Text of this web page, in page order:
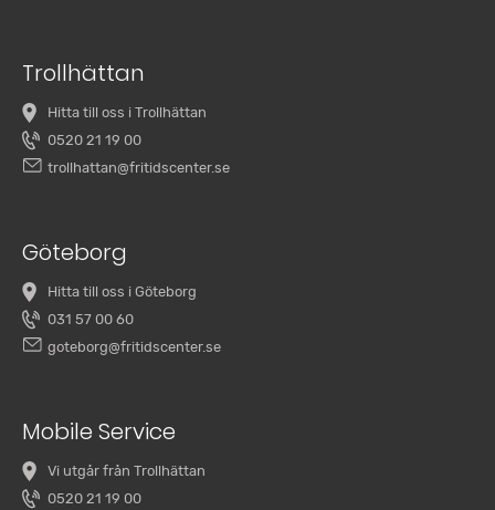
Trollhättan
Hitta till oss i Trollhättan
0520 21 19 00
trollhattan@fritidscenter.se
Göteborg
Hitta till oss i Göteborg
031 57 00 60
goteborg@fritidscenter.se
Mobile Service
Vi utgår från Trollhättan
0520 21 19 00